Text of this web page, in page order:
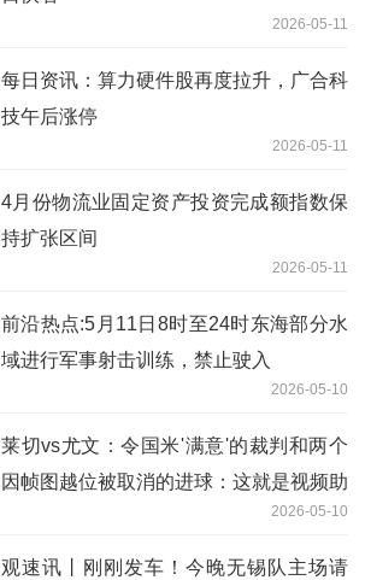
2026-05-11
每日资讯：算力硬件股再度拉升，广合科
技午后涨停
2026-05-11
4月份物流业固定资产投资完成额指数保
持扩张区间
2026-05-11
前沿热点:5月11日8时至24时东海部分水
域进行军事射击训练，禁止驶入
2026-05-10
莱切vs尤文：令国米'满意'的裁判和两个
因帧图越位被取消的进球：这就是视频助
2026-05-10
观速讯丨刚刚发车！今晚无锡队主场请